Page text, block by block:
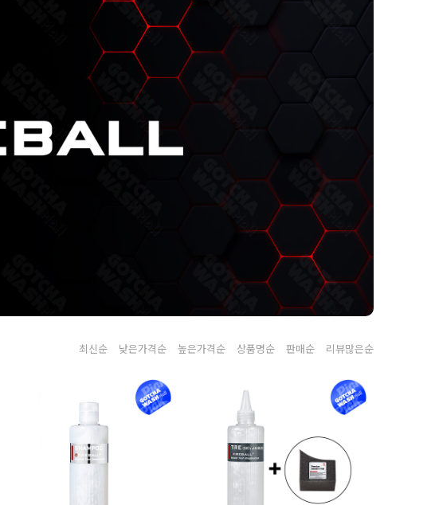
최신순 낮은가격순 높은가격순 상품명순 판매순 리뷰많은순